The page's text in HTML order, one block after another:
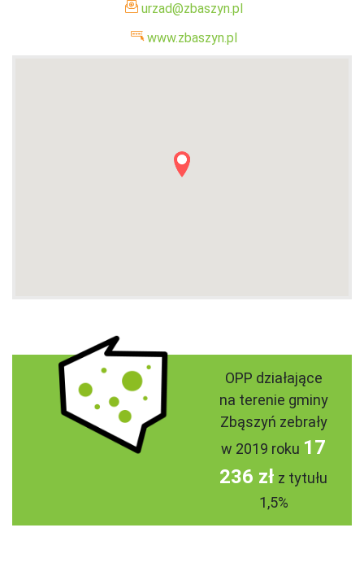
urzad@zbaszyn.pl
www.zbaszyn.pl
OPP działające
na terenie gminy
Zbąszyń zebrały
w 2019 roku 17
236 zł z tytułu
1,5%